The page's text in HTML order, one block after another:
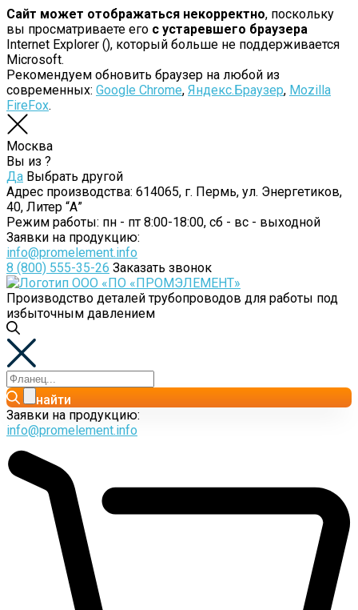
Сайт может отображаться некорректно, поскольку
вы просматриваете его с устаревшего браузера
Internet Explorer (), который больше не поддерживается
Microsoft.
Рекомендуем обновить браузер на любой из
современных: Google Chrome, Яндекс.Браузер, Mozilla
FireFox.
Москва
Вы из ?
Да Выбрать другой
Адрес производства: 614065, г. Пермь, ул. Энергетиков,
40, Литер “А”
Режим работы: пн - пт 8:00-18:00, сб - вс - выходной
Заявки на продукцию:
info@promelement.info
8 (800) 555-35-26 Заказать звонок
Производство деталей трубопроводов для работы под
избыточным давлением
найти
Заявки на продукцию:
info@promelement.info